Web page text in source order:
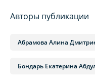
Авторы публикации
Абрамова Алина
Бондарь Екатерина